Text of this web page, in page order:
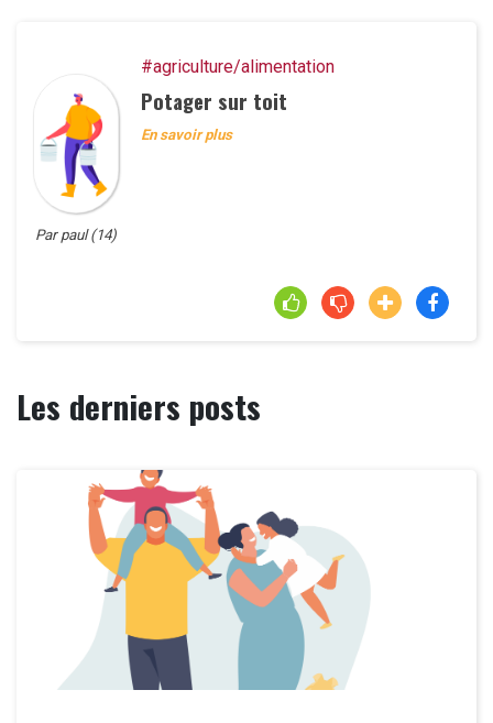
Par paul (14)
#agriculture/alimentation
Potager sur toit
En savoir plus
Les derniers posts